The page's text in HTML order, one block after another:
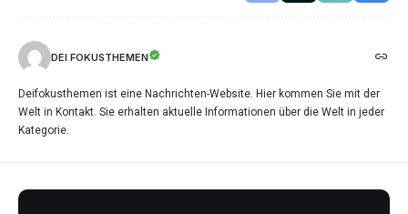
DEI FOKUSTHEMEN
Deifokusthemen ist eine Nachrichten-Website. Hier kommen Sie mit der
Welt in Kontakt. Sie erhalten aktuelle Informationen über die Welt in jeder
Kategorie.